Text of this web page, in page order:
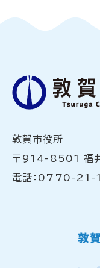
敦賀市役所
〒914-8501 福
電話：0770-21-